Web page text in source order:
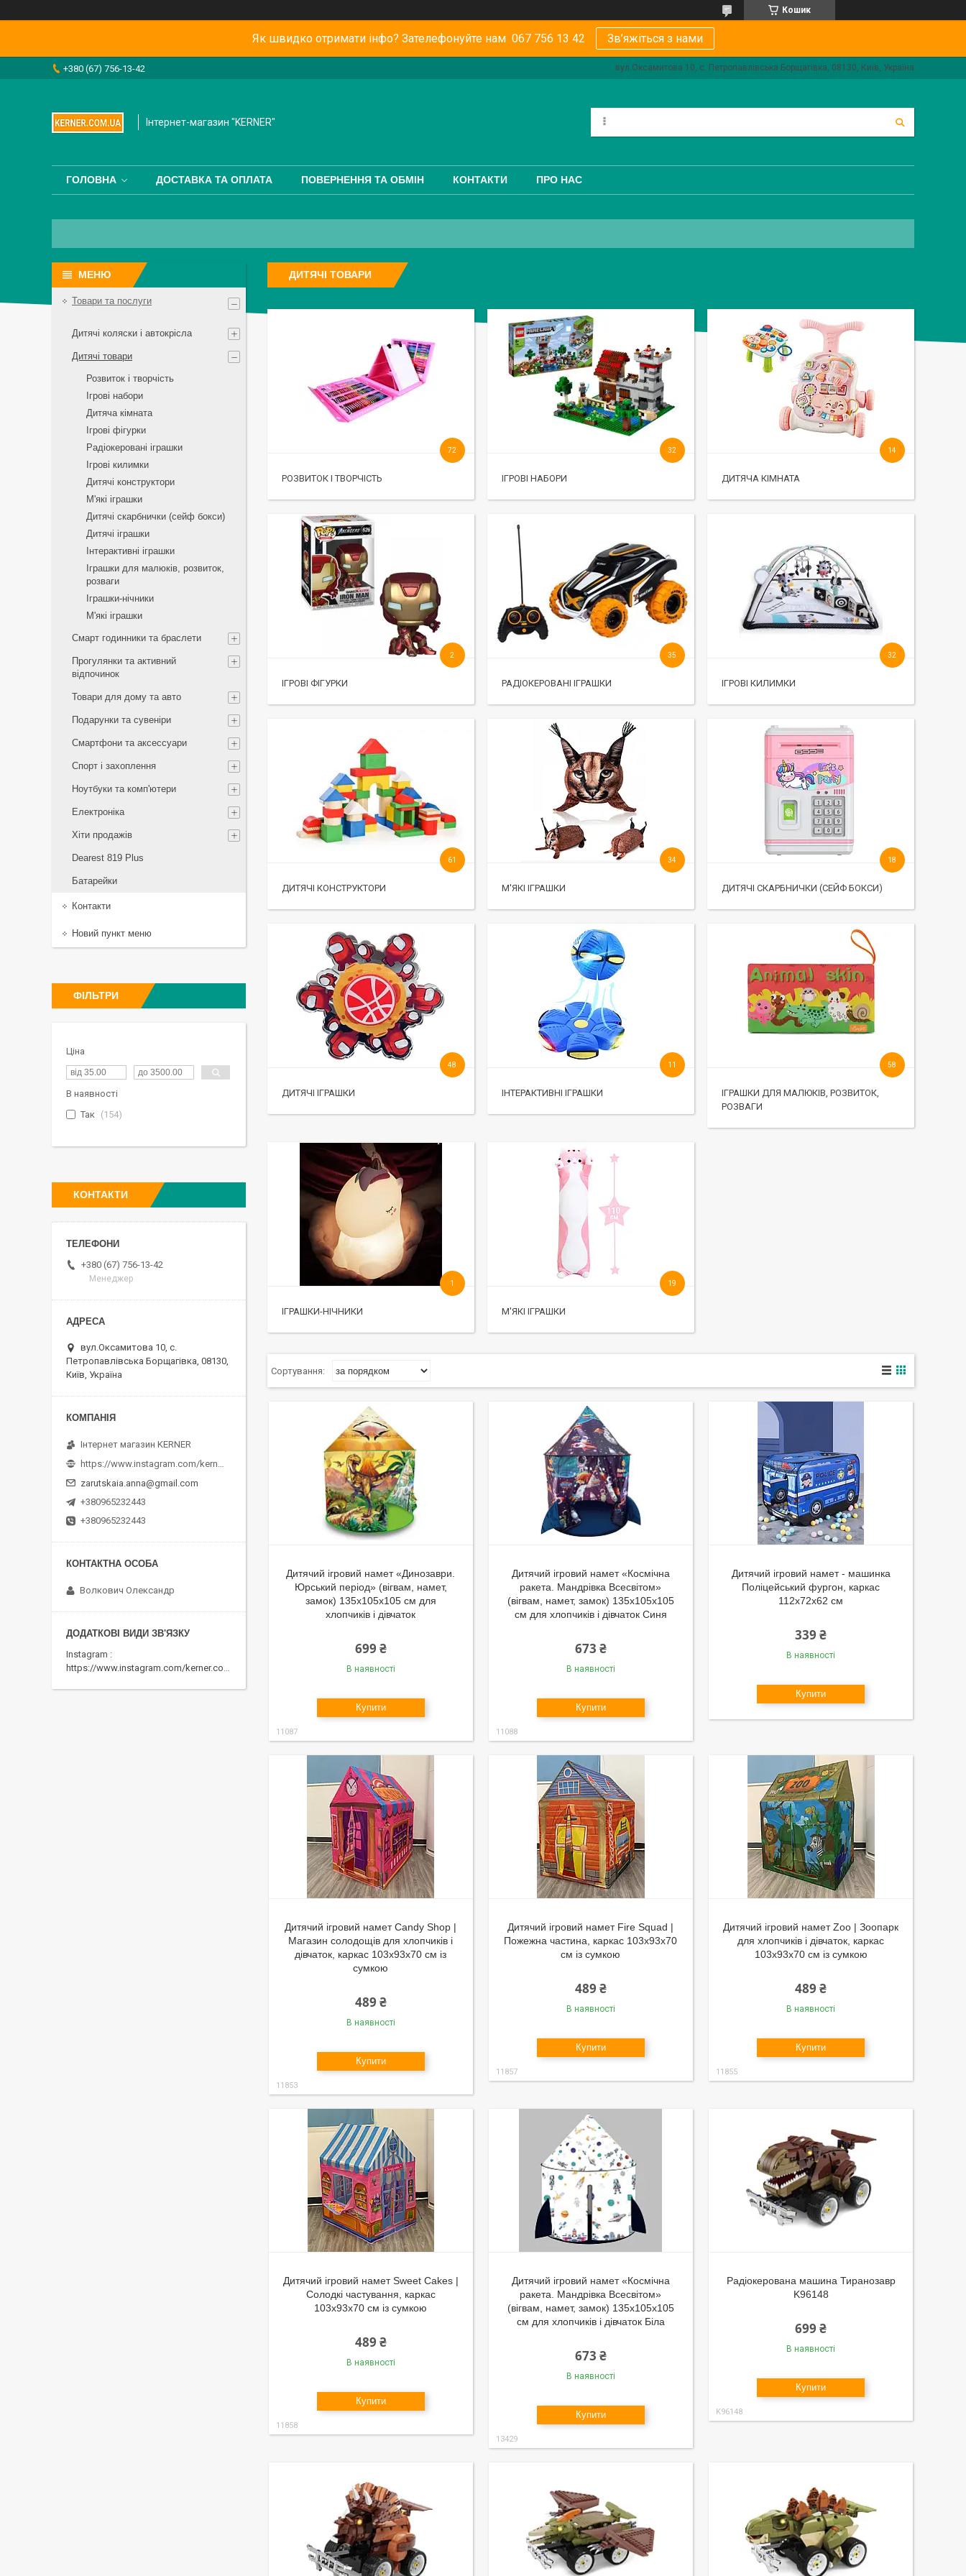
Кошик
Як швидко отримати інфо? Зателефонуйте нам 067 756 13 42 Зв’яжіться з нами
+380 (67) 756-13-42 вул.Оксамитова 10, с. Петропавлівська Борщагівка, 08130, Київ, Україна
Інтернет-магазин "KERNER"
ГОЛОВНА ДОСТАВКА ТА ОПЛАТА ПОВЕРНЕННЯ ТА ОБМІН КОНТАКТИ ПРО НАС
ДИТЯЧІ ТОВАРИ
РОЗВИТОК І ТВОРЧІСТЬ
72
ІГРОВІ НАБОРИ
32
ДИТЯЧА КІМНАТА
14
ІГРОВІ ФІГУРКИ
2
РАДІОКЕРОВАНІ ІГРАШКИ
35
ІГРОВІ КИЛИМКИ
32
ДИТЯЧІ КОНСТРУКТОРИ
61
М'ЯКІ ІГРАШКИ
34
ДИТЯЧІ СКАРБНИЧКИ (СЕЙФ БОКСИ)
18
ДИТЯЧІ ІГРАШКИ
48
ІНТЕРАКТИВНІ ІГРАШКИ
11
ІГРАШКИ ДЛЯ МАЛЮКІВ, РОЗВИТОК,
РОЗВАГИ
58
ІГРАШКИ-НІЧНИКИ
1
М'ЯКІ ІГРАШКИ
19
Дитячий ігровий намет «Динозаври.
Юрський період» (вігвам, намет,
замок) 135х105х105 см для
хлопчиків і дівчаток
699 ₴
В наявності
Купити
11087
Дитячий ігровий намет «Космічна
ракета. Мандрівка Всесвітом»
(вігвам, намет, замок) 135х105х105
см для хлопчиків і дівчаток Синя
673 ₴
В наявності
Купити
11088
Дитячий ігровий намет - машинка
Поліцейський фургон, каркас
112х72х62 см
339 ₴
В наявності
Купити
Дитячий ігровий намет Candy Shop |
Магазин солодощів для хлопчиків і
дівчаток, каркас 103х93х70 см із
сумкою
489 ₴
В наявності
Купити
11853
Дитячий ігровий намет Fire Squad |
Пожежна частина, каркас 103х93х70
см із сумкою
489 ₴
В наявності
Купити
11857
Дитячий ігровий намет Zoo | Зоопарк
для хлопчиків і дівчаток, каркас
103х93х70 см із сумкою
489 ₴
В наявності
Купити
11855
Дитячий ігровий намет Sweet Cakes |
Солодкі частування, каркас
103х93х70 см із сумкою
489 ₴
В наявності
Купити
11858
Дитячий ігровий намет «Космічна
ракета. Мандрівка Всесвітом»
(вігвам, намет, замок) 135х105х105
см для хлопчиків і дівчаток Біла
673 ₴
В наявності
Купити
13429
Радіокерована машина Тиранозавр
K96148
699 ₴
В наявності
Купити
K96148
Товари та послуги
Дитячі коляски і автокрісла
Дитячі товари
Розвиток і творчість
Ігрові набори
Дитяча кімната
Ігрові фігурки
Радіокеровані іграшки
Ігрові килимки
Дитячі конструктори
М'які іграшки
Дитячі скарбнички (сейф бокси)
Дитячі іграшки
Інтерактивні іграшки
Іграшки для малюків, розвиток,
розваги
Іграшки-нічники
М'які іграшки
Смарт годинники та браслети
Прогулянки та активний
відпочинок
Товари для дому та авто
Подарунки та сувеніри
Смартфони та аксессуари
Спорт і захоплення
Ноутбуки та комп'ютери
Електроніка
Хіти продажів
Dearest 819 Plus
Батарейки
Контакти
Новий пункт меню
ФІЛЬТРИ
Ціна
В наявності
Так
154
КОНТАКТИ
+380 (67) 756-13-42
Менеджер
вул.Оксамитова 10, с.
Петропавлівська Борщагівка, 08130,
Київ, Україна
Інтернет магазин KERNER
https://www.instagram.com/kerner_kids
zarutskaia.anna@gmail.com
+380965232443
+380965232443
Волкович Олександр
Instagram
https://www.instagram.com/kerner.com.ua